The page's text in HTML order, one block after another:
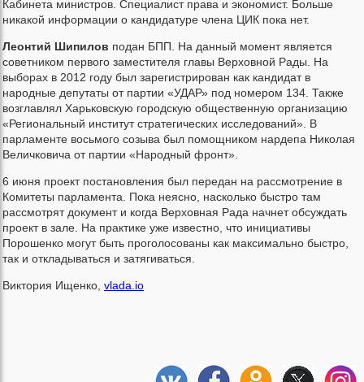
Кабинета министров. Специалист права и экономист. Больше
никакой информации о кандидатуре члена ЦИК пока нет.
Леонтий Шипилов подан БПП. На данный момент является
советником первого заместителя главы Верховной Рады. На
выборах в 2012 году был зарегистрирован как кандидат в
народные депутаты от партии «УДАР» под номером 134. Также
возглавлял Харьковскую городскую общественную организацию
«Региональный институт стратегических исследований». В
парламенте восьмого созыва был помощником нардепа Николая
Величковича от партии «Народный фронт».
6 июня проект постановления был передан на рассмотрение в
Комитеты парламента. Пока неясно, насколько быстро там
рассмотрят документ и когда Верховная Рада начнет обсуждать
проект в зале. На практике уже известно, что инициативы
Порошенко могут быть проголосованы как максимально быстро,
так и откладываться и затягиваться.
Виктория Ищенко, vlada.io